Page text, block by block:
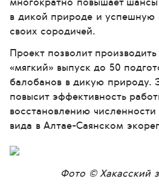
в дикой природе и успешную
своих сородичей.
Проект позволит
«мягкий» выпуск до 50
балобанов в дикую природу.
повысит эффективность
восстановлению
вида в Алтае-Саянском
Фото © Хакасский